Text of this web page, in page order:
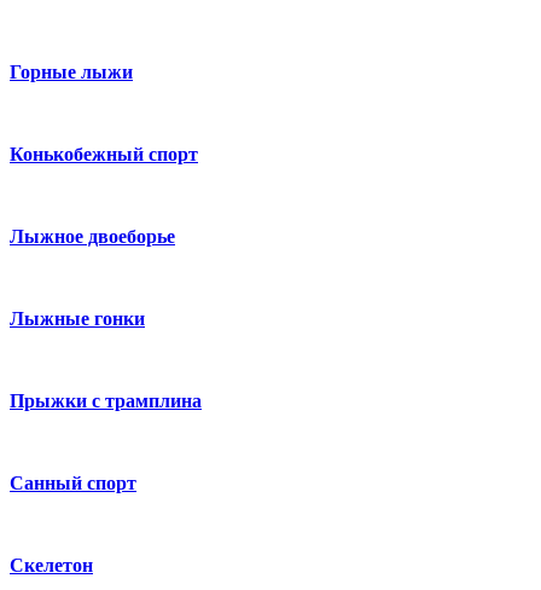
Горные лыжи
Конькобежный спорт
Лыжное двоеборье
Лыжные гонки
Прыжки с трамплина
Санный спорт
Скелетон